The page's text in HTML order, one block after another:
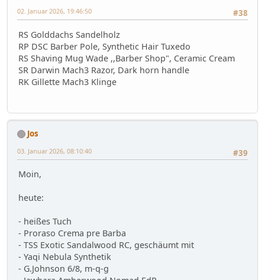
#38
02. Januar 2026, 19:46:50
RS Golddachs Sandelholz
RP DSC Barber Pole, Synthetic Hair Tuxedo
RS Shaving Mug Wade ,,Barber Shop", Ceramic Cream
SR Darwin Mach3 Razor, Dark horn handle
RK Gillette Mach3 Klinge
Jos
#39
03. Januar 2026, 08:10:40
Moin,
heute:
- heißes Tuch
- Proraso Crema pre Barba
- TSS Exotic Sandalwood RC, geschäumt mit
- Yaqi Nebula Synthetik
- G.Johnson 6/8, m-q-g